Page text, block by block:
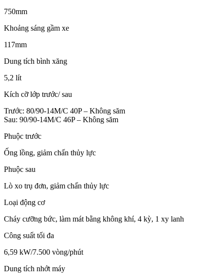
750mm
Khoảng sáng gầm xe
117mm
Dung tích bình xăng
5,2 lít
Kích cỡ lớp trước/ sau
Trước: 80/90-14M/C 40P – Không săm
Sau: 90/90-14M/C 46P – Không săm
Phuộc trước
Ống lồng, giảm chấn thủy lực
Phuộc sau
Lò xo trụ đơn, giảm chấn thủy lực
Loại động cơ
Cháy cưỡng bức, làm mát bằng không khí, 4 kỳ, 1 xy lanh
Công suất tối đa
6,59 kW/7.500 vòng/phút
Dung tích nhớt máy